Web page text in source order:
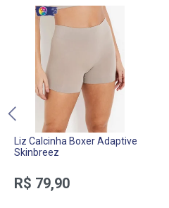
Liz Calcinha Boxer Adaptive
Skinbreez
R$ 79,90